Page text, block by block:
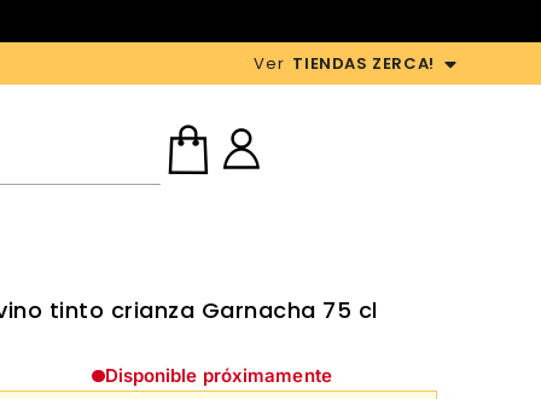
Ver TIENDAS ZERCA!
tinto crianza Garnacha 75 cl
Disponible próximamente